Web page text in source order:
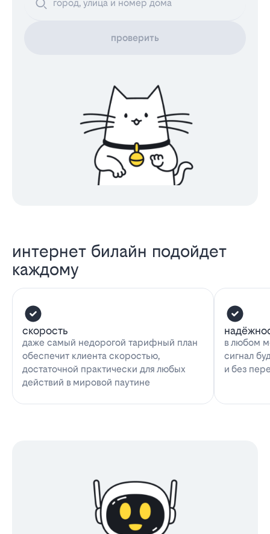
проверить
интернет билайн подойдет
каждому
скорость
даже самый недорогой тарифный план
обеспечит клиента скоростью,
достаточной практически для любых
действий в мировой паутине
в любом
сигнал
и без